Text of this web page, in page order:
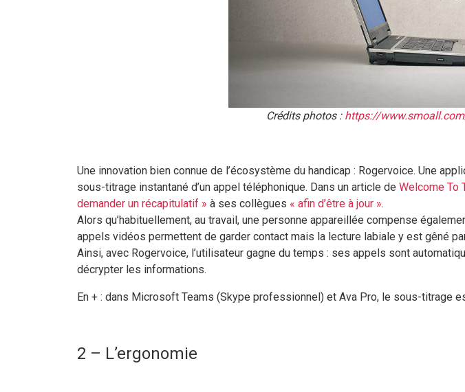
Crédits photos : https://
Une innovation bien connue de l’écosystème du handicap : Rogervoice. Une
sous-titrage instantané d’un appel téléphonique. Dans un article de Welcome To
demander un récapitulatif » à ses collègues « afin d’être à jour ».
Alors qu’habituellement, au travail, une personne appareillée compense
appels vidéos permettent de garder contact mais la lecture labiale y est gêné
Ainsi, avec Rogervoice, l’utilisateur gagne du temps : ses appels sont
décrypter les informations.
En + : dans Microsoft Teams (Skype professionnel) et Ava Pro, le sous-titrage
2 – L’ergonomie